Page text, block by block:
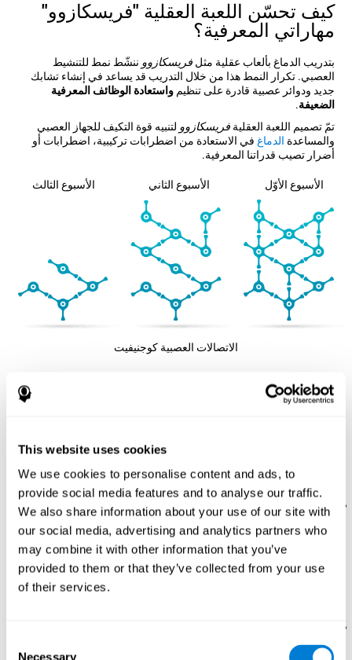
This website uses cookies
We use cookies to personalise content and ads, to
provide social media features and to analyse our traffic.
We also share information about your use of our site with
our social media, advertising and analytics partners who
may combine it with other information that you’ve
provided to them or that they’ve collected from your use
of their services.
Necessary
كيف تحسّن اللعبة العقلية "فريسكازوو"
مهاراتي المعرفية؟
بتدريب الدماغ بألعاب عقلية مثلفريسكازوو ننشّط نمط للتنشيط
العصبي. تكرار النمط هذا من خلال التدريب قد يساعد في إنشاء تشابك
جديد ودوائر عصبية قادرة على تنظيمواستعادة الوظائف المعرفية
الضعيفة.
تمّ تصميم اللعبة العقليةفريسكازوو لتنبيه قوة التكيف للجهاز العصبي
والمساعدة الدماغ في الاستعادة من اضطرابات تركيبية، اضطرابات أو
أضرار تصيب قدراتنا المعرفية.
الأسبوع الأوّل الأسبوع الثاني الأسبوع الثالث
الاتصالات العصبية كوجنيفيت
ما هي المهارات المعرفية التي يمكنني
الإدراك المكاني: لتقدّم هذه اللعبة للتدريب الدماغيفريسكازوو
علينا أن نضع القطع بالاتّجاه الصحيح وفي المكان المناسب للخريطة.
بممارسة هذه اللعبة نستخدم قدرتنا على الإدراك المكاني. إنّ تحسّن
هذه المهارة المعرفية يساعدنا في فهم تنظيم البيئة، الأمر الذي
يسهّل الحركة والعلاقات مع المكان الذي حولنا ونسهّل، مثلاً،
الأنشطة التي تتطلّب الاتّجاه المكاني، مثل فهم خريطة، أو رموز
القطع المناسبة في كلّ وقت. بإجراء هذا التمرين، ندرّب وننشّط